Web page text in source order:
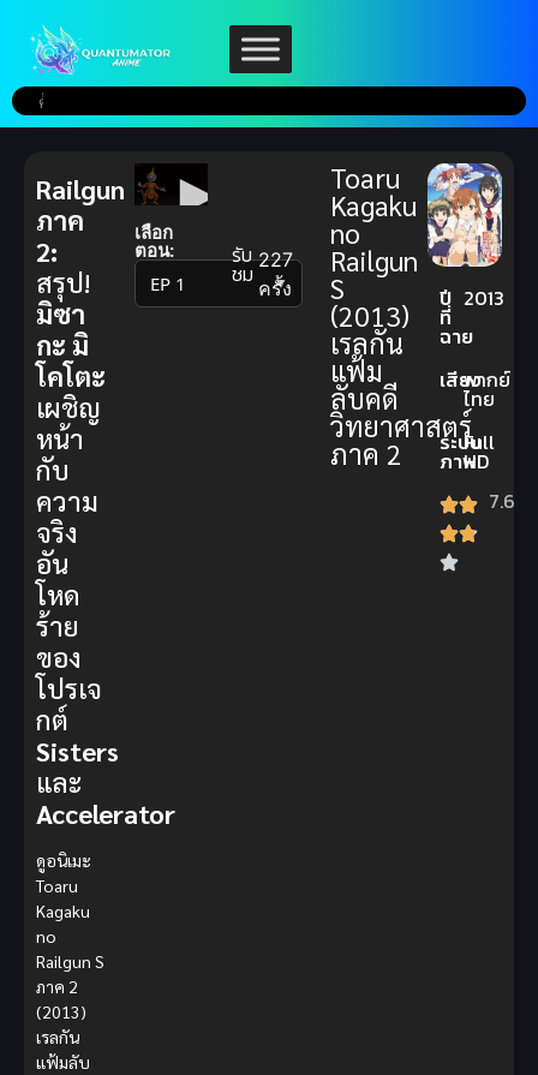
เลือก
ตอน:
▼
รับ
ชม 227
ครั้ง
Toaru
Kagaku
no
Railgun
S
(2013)
เรลกัน
แฟ้ม
ลับคดี
วิทยาศาสตร์
ภาค 2
ปี
ที่
ฉาย
2013
เสียงพากย์
ไทย
ระบบ
ภาพ
Full
HD
7.6
Railgun
ภาค
2:
สรุป!
มิซา
กะ มิ
โคโตะ
เผชิญ
หน้า
กับ
ความ
จริง
อัน
โหด
ร้าย
ของ
โปรเจ
กต์
Sisters
และ
Accelerator
ดูอนิเมะ
Toaru
Kagaku
no
Railgun S
ภาค 2
(2013)
เรลกัน
แฟ้มลับ